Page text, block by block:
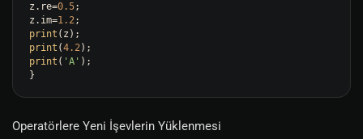
z.re=0.5;
z.im=1.2
print
print (4.2
print ( 'A' );
Operatörlere Yeni İşevlerin Yüklenmesi